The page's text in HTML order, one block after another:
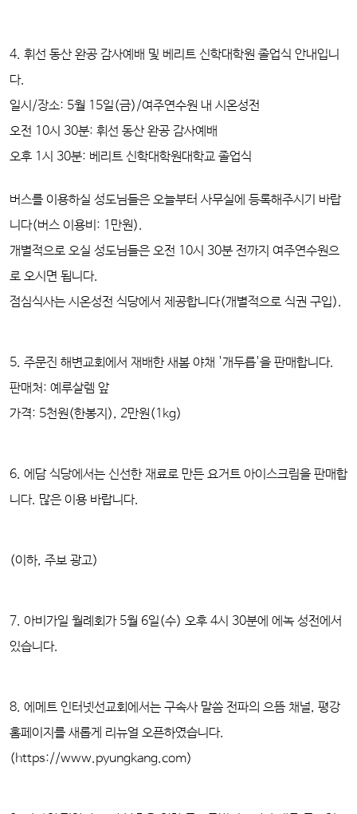
4. 휘선 동산 완공 감사예배 및 베리트 신학대학원 졸업식 안내입니
다.
일시/장소: 5월 15일(금)/여주연수원 내 시온성전
오전 10시 30분: 휘선 동산 완공 감사예배
오후 1시 30분: 베리트 신학대학원대학교 졸업식
버스를 이용하실 성도님들은 오늘부터 사무실에 등록해주시기 바랍
니다(버스 이용비: 1만원).
개별적으로 오실 성도님들은 오전 10시 30분 전까지 여주연수원으
로 오시면 됩니다.
점심식사는 시온성전 식당에서 제공합니다(개별적으로 식권 구입).
5. 주문진 해변교회에서 재배한 새봄 야채 '개두릅'을 판매합니다.
판매처: 예루살렘 앞
가격: 5천원(한봉지), 2만원(1kg)
6. 에담 식당에서는 신선한 재료로 만든 요거트 아이스크림을 판매합
니다. 많은 이용 바랍니다.
(이하, 주보 광고)
7. 아비가일 월례회가 5월 6일(수) 오후 4시 30분에 에녹 성전에서
있습니다.
8. 에메트 인터넷선교회에서는 구속사 말씀 전파의 으뜸 채널, 평강
홈페이지를 새롭게 리뉴얼 오픈하였습니다.
(https://www.pyungkang.com)